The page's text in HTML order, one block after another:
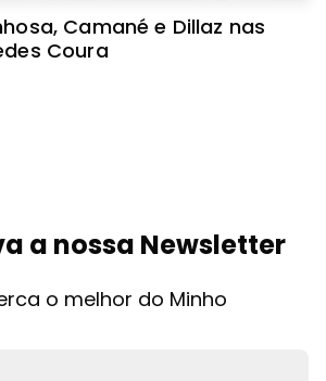
Camané e Dillaz nas
Coura
a nossa Newsletter
o melhor do Minho